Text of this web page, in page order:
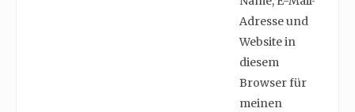
Adresse und
Website in
diesem
Browser für
meinen